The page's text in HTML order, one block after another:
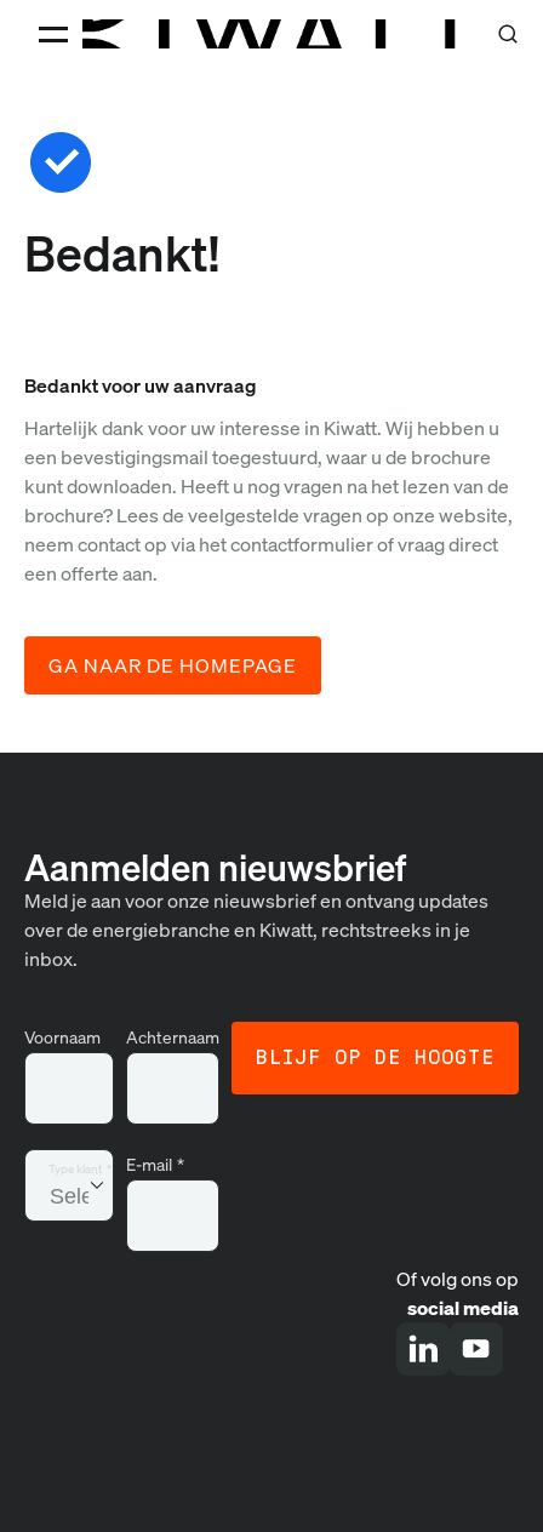
Bedankt!
Bedankt voor uw aanvraag
Hartelijk dank voor uw interesse in Kiwatt. Wij hebben u
een bevestigingsmail toegestuurd, waar u de brochure
kunt downloaden. Heeft u nog vragen na het lezen van de
brochure? Lees de veelgestelde vragen op onze website,
neem contact op via het contactformulier of vraag direct
een offerte aan.
GA NAAR DE HOMEPAGE
Aanmelden nieuwsbrief
Meld je aan voor onze nieuwsbrief en ontvang updates
over de energiebranche en Kiwatt, rechtstreeks in je
inbox.
Voornaam Achternaam
Type klant * E-mail *
Of volg ons op
social media